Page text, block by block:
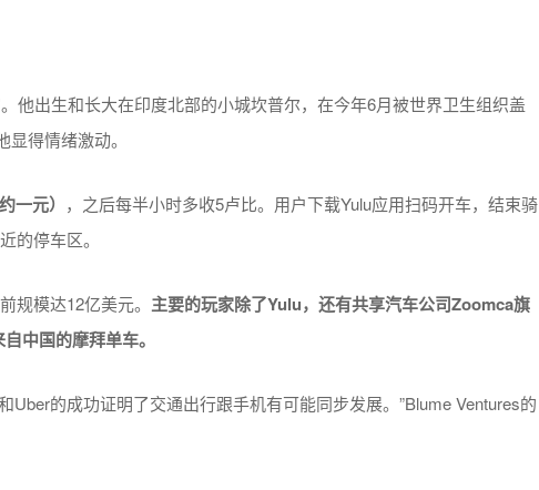
。他出生和长大在印度北部的小城坎普尔，在今年6月被世界卫生组织盖
得情绪激动。
约一元） ，之后每半小时多收5卢比。用户下载Yulu应用扫码开车，结束骑
的停车区。
规模达12亿美元。 主要的玩家除了Yulu，还有共享汽车公司Zoomca旗
中国的摩拜单车。
Uber的成功证明了交通出行跟手机有可能同步发展。”Blume Ventures的